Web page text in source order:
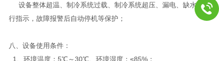
设备整体超温、制冷系统过载、制冷系统超压、漏电、缺水、运
行指示，故障报警后自动停机等保护；
八、 设备使用条件：
1、环境温度：5℃～30℃、环境湿度：≤85%；